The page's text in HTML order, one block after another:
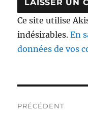
Ce site utilise
indésirables.En
données de vos
PRÉCÉDENT